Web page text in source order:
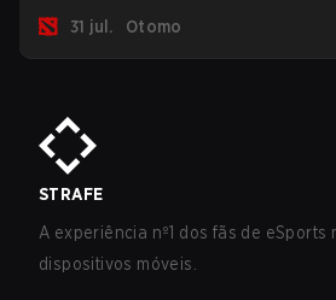
31 jul.
Otomo
STRAFE
A experiência nº1 dos fãs de eSports
dispositivos móveis.